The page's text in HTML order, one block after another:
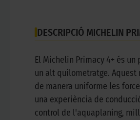
DESCRIPCIÓ MICHELIN
El Michelin Primacy 4+ és
un alt quilometratge.
de manera uniforme les
una experiència de
control de l'aquaplaning,